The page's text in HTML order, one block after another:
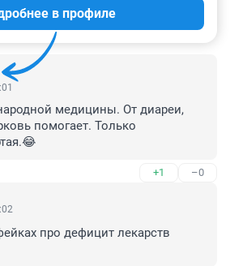
8
в профиле
медицины. От диареи,
помогает. Только
+1 –0
про дефицит лекарств